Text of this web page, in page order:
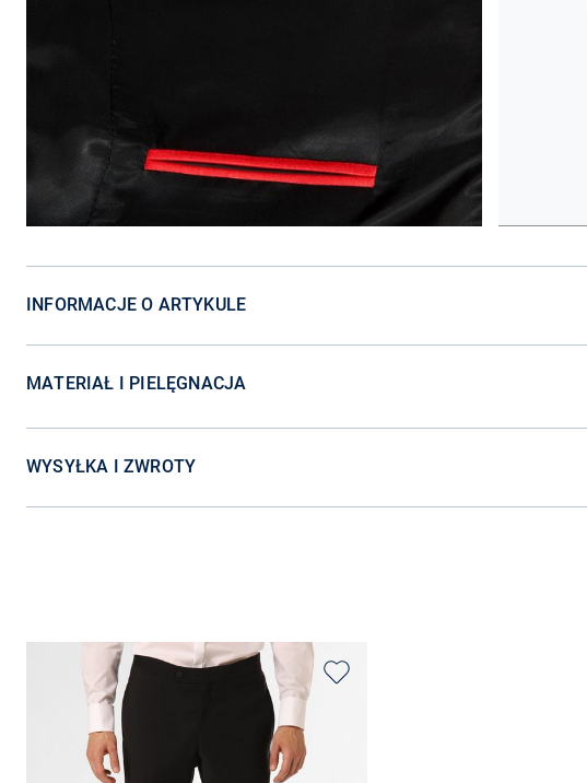
INFORMACJE O ARTYKULE
MATERIAŁ I PIELĘGNACJA
WYSYŁKA I ZWROTY